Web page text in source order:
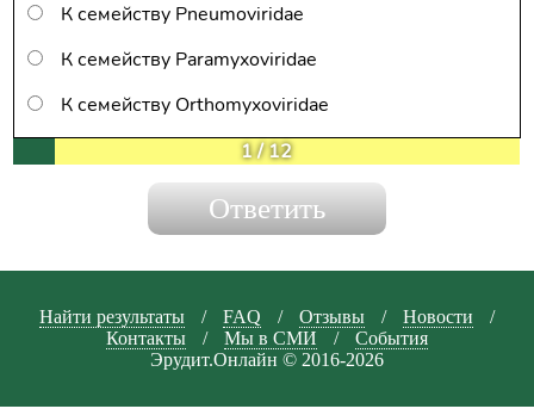
К семейству Pneumoviridae
К семейству Paramyxoviridae
К семейству Оrthomyxoviridae
1/12
Найти результаты / FAQ / Отзывы / Новости
/
Контакты
/ Мы в СМИ /
События
Эрудит.Онлайн © 2016-2026